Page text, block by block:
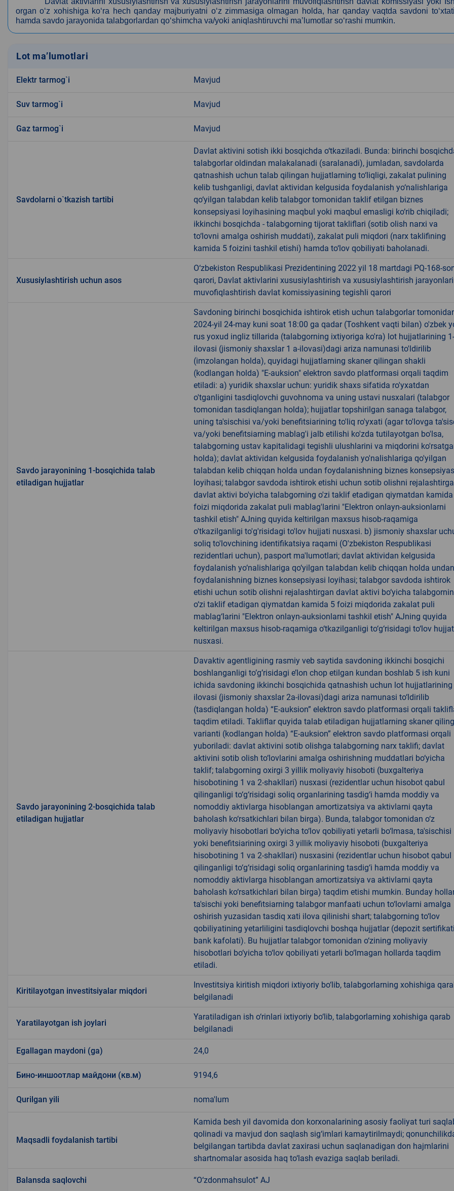
organ o‘z xohishiga ko‘ra hech qanday majburiyatni o‘z zimmasiga olmagan holda, har qanday vaqtda savdoni
hamda savdo jarayonida talabgorlardan qo‘shimcha va/yoki aniqlashtiruvchi maʼlumotlar so‘rashi mumkin.
Lot ma’lumotlari
Elektr tarmog`i Mavjud
Suv tarmog`i Mavjud
Gaz tarmog`i Mavjud
Savdolarni o`tkazish tartibi
Davlat aktivini sotish ikki bosqichda o‘tkaziladi. Bunda: birinchi
talabgorlar oldindan malakalanadi (saralanadi), jumladan, savdolarda
qatnashish uchun talab qilingan hujjatlarning to‘liqligi, zakalat pulining
kelib tushganligi, davlat aktividan kelgusida foydalanish yo‘nalishlariga
qo‘yilgan talabdan kelib talabgor tomonidan taklif etilgan biznes
konsepsiyasi loyihasining maqbul yoki maqbul emasligi ko‘rib chiqiladi;
ikkinchi bosqichda - talabgorning tijorat takliflari (sotib olish narxi va
to‘lovni amalga oshirish muddati), zakalat puli miqdori (narx taklifining
kamida 5 foizini tashkil etishi) hamda to‘lov qobiliyati baholanadi.
Xususiylashtirish uchun asos
O‘zbekiston Respublikasi Prezidentining 2022 yil 18 martdagi PQ-168-
qarori, Davlat aktivlarini xususiylashtirish va xususiylashtirish
muvofiqlashtirish davlat komissiyasining tegishli qarori
Savdo jarayonining 1-bosqichida talab
etiladigan hujjatlar
Savdoning birinchi bosqichida ishtirok etish uchun talabgorlar
2024-yil 24-may kuni soat 18:00 ga qadar (Toshkent vaqti bilan) o'zbek
rus yoxud ingliz tillarida (talabgorning ixtiyoriga ko'ra) lot hujjatlarining 1-
ilovasi (jismoniy shaxslar 1 a-ilovasi)dagi ariza namunasi to'ldirilib
(imzolangan holda), quyidagi hujjatlarning skaner qilingan shakli
(kodlangan holda) "E-auksion" elektron savdo platformasi orqali taqdim
etiladi: a) yuridik shaxslar uchun: yuridik shaxs sifatida ro'yxatdan
o'tganligini tasdiqlovchi guvohnoma va uning ustavi nusxalari (talabgor
tomonidan tasdiqlangan holda); hujjatlar topshirilgan sanaga talabgor,
uning ta'sischisi va/yoki benefitsiarining to'liq ro'yxati (agar to'lovga
va/yoki benefitsiarning mablag'i jalb etilishi ko'zda tutilayotgan bo'lsa,
talabgorning ustav kapitalidagi tegishli ulushlarini va miqdorini
holda); davlat aktividan kelgusida foydalanish yo'nalishlariga qo'yilgan
talabdan kelib chiqqan holda undan foydalanishning biznes
loyihasi; talabgor savdoda ishtirok etishi uchun sotib olishni
davlat aktivi bo'yicha talabgorning o'zi taklif etadigan qiymatdan
foizi miqdorida zakalat puli mablag'larini "Elektron onlayn-auksionlarni
tashkil etish" AJning quyida keltirilgan maxsus hisob-raqamiga
o'tkazilganligi to'g'risidagi to'lov hujjati nusxasi. b) jismoniy shaxslar
soliq to'lovchining identifikatsiya raqami (O'zbekiston Respublikasi
rezidentlari uchun), pasport ma'lumotlari; davlat aktividan kelgusida
foydalanish yo‘nalishlariga qo‘yilgan talabdan kelib chiqqan holda undan
foydalanishning biznes konsepsiyasi loyihasi; talabgor savdoda ishtirok
etishi uchun sotib olishni rejalashtirgan davlat aktivi bo‘yicha
o‘zi taklif etadigan qiymatdan kamida 5 foizi miqdorida zakalat puli
mablag‘larini "Elektron onlayn-auksionlarni tashkil etish" AJning quyida
keltirilgan maxsus hisob-raqamiga o‘tkazilganligi to‘g‘risidagi to‘lov
nusxasi.
Savdo jarayonining 2-bosqichida talab
etiladigan hujjatlar
Davaktiv agentligining rasmiy veb saytida savdoning ikkinchi bosqichi
boshlanganligi to’g’risidagi e’lon chop etilgan kundan boshlab 5 ish kuni
ichida savdoning ikkinchi bosqichida qatnashish uchun lot hujjatlarining
ilovasi (jismoniy shaxslar 2a-ilovasi)dagi ariza namunasi to‘ldirilib
(tasdiqlangan holda) “E-auksion” elektron savdo platformasi orqali
taqdim etiladi. Takliflar quyida talab etiladigan hujjatlarning skaner
varianti (kodlangan holda) “E-auksion” elektron savdo platformasi orqali
yuboriladi: davlat aktivini sotib olishga talabgorning narx taklifi; davlat
aktivini sotib olish to‘lovlarini amalga oshirishning muddatlari bo‘yicha
taklif; talabgorning oxirgi 3 yillik moliyaviy hisoboti (buxgalteriya
hisobotining 1 va 2-shakllari) nusxasi (rezidentlar uchun hisobot qabul
qilinganligi to‘g‘risidagi soliq organlarining tasdig‘i hamda moddiy va
nomoddiy aktivlarga hisoblangan amortizatsiya va aktivlarni qayta
baholash ko‘rsatkichlari bilan birga). Bunda, talabgor tomonidan o‘z
moliyaviy hisobotlari bo‘yicha to‘lov qobiliyati yetarli bo‘lmasa, ta'sischisi
yoki benefitsiarining oxirgi 3 yillik moliyaviy hisoboti (buxgalteriya
hisobotining 1 va 2-shakllari) nusxasini (rezidentlar uchun hisobot qabul
qilinganligi to‘g‘risidagi soliq organlarining tasdig‘i hamda moddiy va
nomoddiy aktivlarga hisoblangan amortizatsiya va aktivlarni qayta
baholash ko‘rsatkichlari bilan birga) taqdim etishi mumkin. Bunday
ta'sischi yoki benefitsiarning talabgor manfaati uchun to‘lovlarni amalga
oshirish yuzasidan tasdiq xati ilova qilinishi shart; talabgorning to‘lov
qobiliyatining yetarliligini tasdiqlovchi boshqa hujjatlar (depozit
bank kafolati). Bu hujjatlar talabgor tomonidan o‘zining moliyaviy
hisobotlari bo‘yicha to‘lov qobiliyati yetarli bo‘lmagan hollarda taqdim
etiladi.
Kiritilayotgan investitsiyalar miqdori
Investitsiya kiritish miqdori ixtiyoriy bo‘lib, talabgorlarning xohishiga
belgilanadi
Yaratilayotgan ish joylari
Yaratiladigan ish o‘rinlari ixtiyoriy bo‘lib, talabgorlarning xohishiga qarab
belgilanadi
Egallagan maydoni (ga) 24,0
Бино-иншоотлар майдони (кв.м) 9194,6
Qurilgan yili noma'lum
Maqsadli foydalanish tartibi
Kamida besh yil davomida don korxonalarining asosiy faoliyat turi
qolinadi va mavjud don saqlash sig‘imlari kamaytirilmaydi;
belgilangan tartibda davlat zaxirasi uchun saqlanadigan don hajmlarini
shartnomalar asosida haq to‘lash evaziga saqlab beriladi.
Balansda saqlovchi “O‘zdonmahsulot” AJ